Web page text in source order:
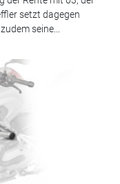
setzt dagegen
seine...